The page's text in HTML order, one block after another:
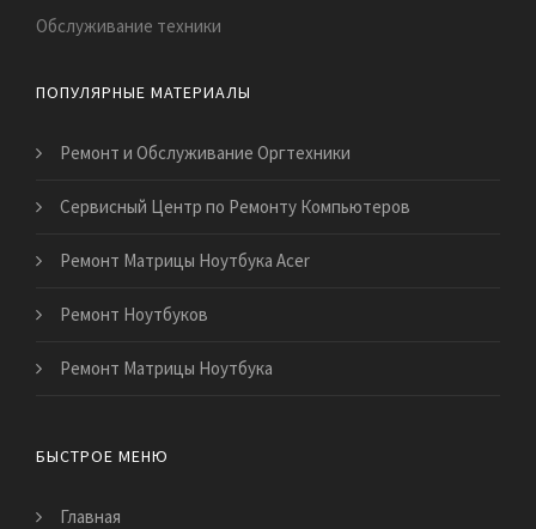
Обслуживание техники
ПОПУЛЯРНЫЕ МАТЕРИАЛЫ
Ремонт и Обслуживание Оргтехники
Сервисный Центр по Ремонту Компьютеров
Ремонт Матрицы Ноутбука Acer
Ремонт Ноутбуков
Ремонт Матрицы Ноутбука
БЫСТРОЕ МЕНЮ
Главная